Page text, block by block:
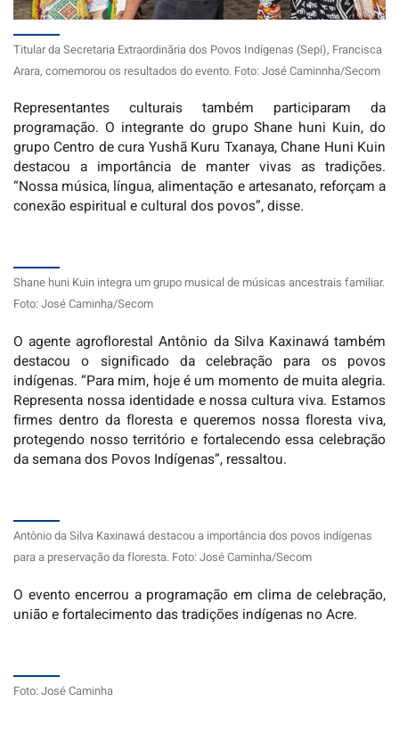
Titular da Secretaria Extraordinãria dos Povos Indígenas (Sepi), Francisca
Arara, comemorou os resultados do evento. Foto: José Caminnha/Secom
Representantes culturais também participaram da
programação. O integrante do grupo Shane huni Kuin, do
grupo Centro de cura Yushã Kuru Txanaya, Chane Huni Kuin
destacou a importância de manter vivas as tradições.
“Nossa música, língua, alimentação e artesanato, reforçam a
conexão espiritual e cultural dos povos”, disse.
Shane huni Kuin integra um grupo musical de músicas ancestrais familiar.
Foto: José Caminha/Secom
O agente agroflorestal Antônio da Silva Kaxinawá também
destacou o significado da celebração para os povos
indígenas. “Para mim, hoje é um momento de muita alegria.
Representa nossa identidade e nossa cultura viva. Estamos
firmes dentro da floresta e queremos nossa floresta viva,
protegendo nosso território e fortalecendo essa celebração
da semana dos Povos Indígenas”, ressaltou.
Antônio da Silva Kaxinawá destacou a importância dos povos indígenas
para a preservação da floresta. Foto: José Caminha/Secom
O evento encerrou a programação em clima de celebração,
união e fortalecimento das tradições indígenas no Acre.
Foto: José Caminha